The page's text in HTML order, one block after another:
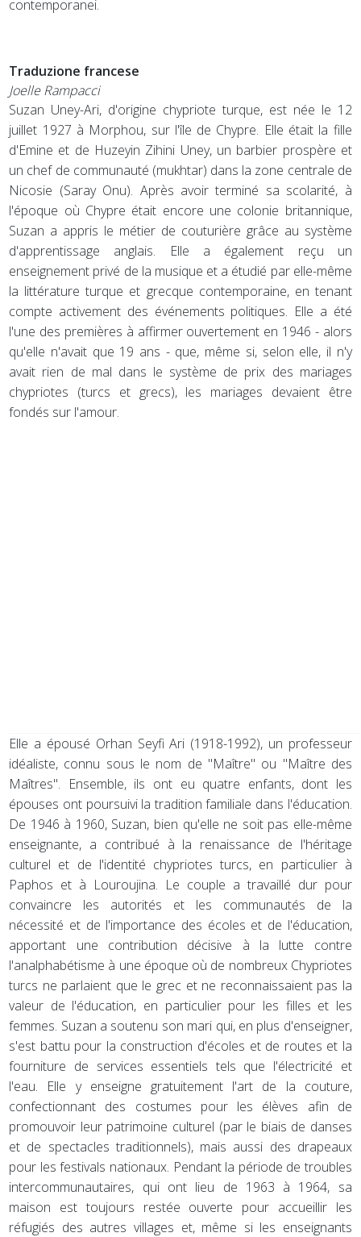
contemporanei.
Traduzione francese
Joelle Rampacci
Suzan Uney-Ari, d'origine chypriote turque, est née le 12
juillet 1927 à Morphou, sur l'île de Chypre. Elle était la fille
d'Emine et de Huzeyin Zihini Uney, un barbier prospère et
un chef de communauté (mukhtar) dans la zone centrale de
Nicosie (Saray Onu). Après avoir terminé sa scolarité, à
l'époque où Chypre était encore une colonie britannique,
Suzan a appris le métier de couturière grâce au système
d'apprentissage anglais. Elle a également reçu un
enseignement privé de la musique et a étudié par elle-même
la littérature turque et grecque contemporaine, en tenant
compte activement des événements politiques. Elle a été
l'une des premières à affirmer ouvertement en 1946 - alors
qu'elle n'avait que 19 ans - que, même si, selon elle, il n'y
avait rien de mal dans le système de prix des mariages
chypriotes (turcs et grecs), les mariages devaient être
fondés sur l'amour.
Elle a épousé Orhan Seyfi Ari (1918-1992), un professeur
idéaliste, connu sous le nom de "Maître" ou "Maître des
Maîtres". Ensemble, ils ont eu quatre enfants, dont les
épouses ont poursuivi la tradition familiale dans l'éducation.
De 1946 à 1960, Suzan, bien qu'elle ne soit pas elle-même
enseignante, a contribué à la renaissance de l'héritage
culturel et de l'identité chypriotes turcs, en particulier à
Paphos et à Louroujina. Le couple a travaillé dur pour
convaincre les autorités et les communautés de la
nécessité et de l'importance des écoles et de l'éducation,
apportant une contribution décisive à la lutte contre
l'analphabétisme à une époque où de nombreux Chypriotes
turcs ne parlaient que le grec et ne reconnaissaient pas la
valeur de l'éducation, en particulier pour les filles et les
femmes. Suzan a soutenu son mari qui, en plus d'enseigner,
s'est battu pour la construction d'écoles et de routes et la
fourniture de services essentiels tels que l'électricité et
l'eau. Elle y enseigne gratuitement l'art de la couture,
confectionnant des costumes pour les élèves afin de
promouvoir leur patrimoine culturel (par le biais de danses
et de spectacles traditionnels), mais aussi des drapeaux
pour les festivals nationaux. Pendant la période de troubles
intercommunautaires, qui ont lieu de 1963 à 1964, sa
maison est toujours restée ouverte pour accueillir les
réfugiés des autres villages et, même si les enseignants